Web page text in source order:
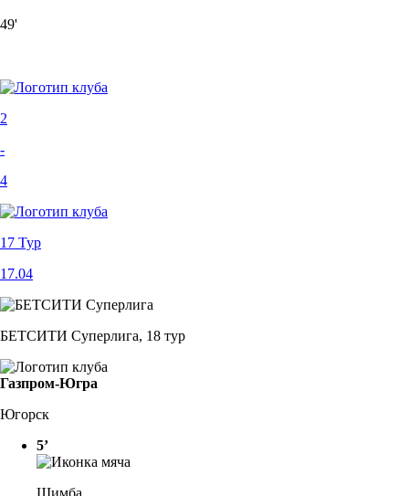
49'
2
-
4
17 Тур
17.04
БЕТСИТИ Суперлига, 18 тур
Газпром-Югра
Югорск
5’
Щимба